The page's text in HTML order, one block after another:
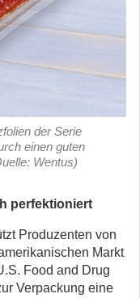
der Serie
einen guten
Wentus)
perfektioniert
Produzenten von
Markt
Food and Drug
Verpackung eine